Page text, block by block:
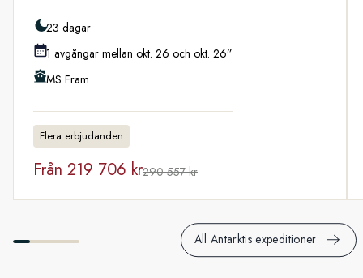
23 dagar
1 avgångar mellan okt. 26 och okt. 26”
MS Fram
Flera erbjudanden
Från 219 706 kr290 557 kr
All Antarktis expeditioner